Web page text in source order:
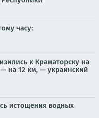
часу:
к Краматорску на
на 12 км, — украинский
истощения водных